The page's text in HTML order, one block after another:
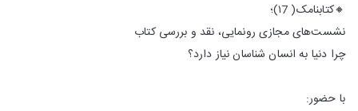
🔸کتابنامک( ۱7)؛
نشست‌های مجازی رونمایی، نقد و بررسی کتاب
چرا دنیا به انسان شناسان نیاز دارد؟
با حضور: